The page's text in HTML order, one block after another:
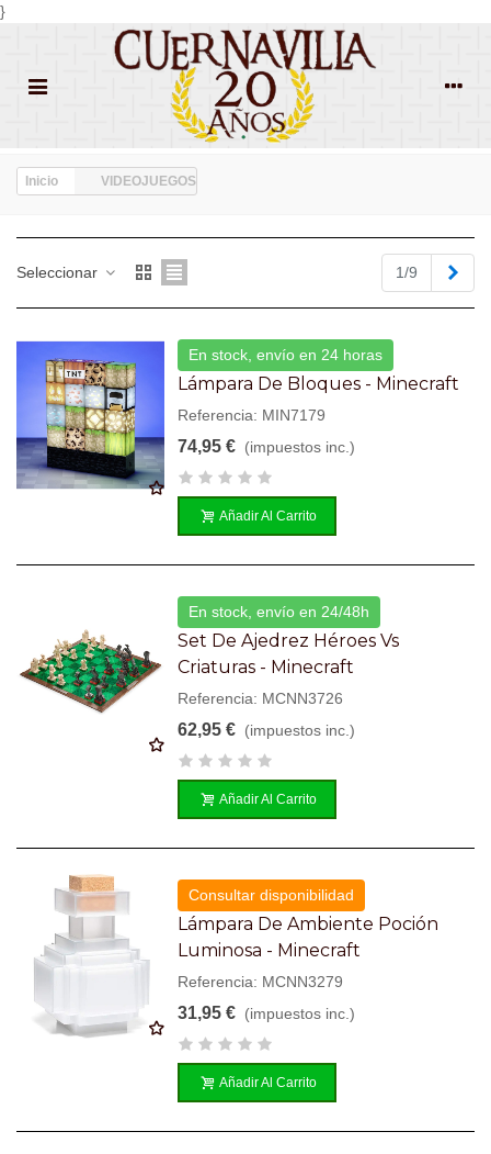
}
Inicio VIDEOJUEGOS
Seleccionar 1/9
En stock, envío en 24 horas
Lámpara De Bloques - Minecraft
Referencia: MIN7179
74,95 € (impuestos inc.)
Añadir Al Carrito
En stock, envío en 24/48h
Set De Ajedrez Héroes Vs
Criaturas - Minecraft
Referencia: MCNN3726
62,95 € (impuestos inc.)
Añadir Al Carrito
Consultar disponibilidad
Lámpara De Ambiente Poción
Luminosa - Minecraft
Referencia: MCNN3279
31,95 € (impuestos inc.)
Añadir Al Carrito